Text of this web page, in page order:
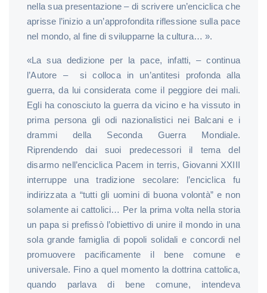
nella sua presentazione – di scrivere un’enciclica che
aprisse l’inizio a un’approfondita riflessione sulla pace
nel mondo, al fine di svilupparne la cultura… ».
«La sua dedizione per la pace, infatti, – continua
l’Autore – si colloca in un’antitesi profonda alla
guerra, da lui considerata come il peggiore dei mali.
Egli ha conosciuto la guerra da vicino e ha vissuto in
prima persona gli odi nazionalistici nei Balcani e i
drammi della Seconda Guerra Mondiale.
Riprendendo dai suoi predecessori il tema del
disarmo nell’enciclica Pacem in terris, Giovanni XXIII
interruppe una tradizione secolare: l’enciclica fu
indirizzata a “tutti gli uomini di buona volontà” e non
solamente ai cattolici… Per la prima volta nella storia
un papa si prefissò l’obiettivo di unire il mondo in una
sola grande famiglia di popoli solidali e concordi nel
promuovere pacificamente il bene comune e
universale. Fino a quel momento la dottrina cattolica,
quando parlava di bene comune, intendeva